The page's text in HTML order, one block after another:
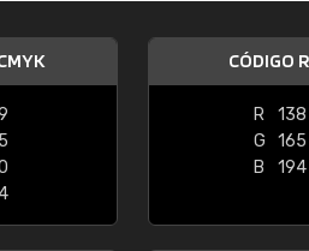
CÓDIGO
R
138
G
165
B
194